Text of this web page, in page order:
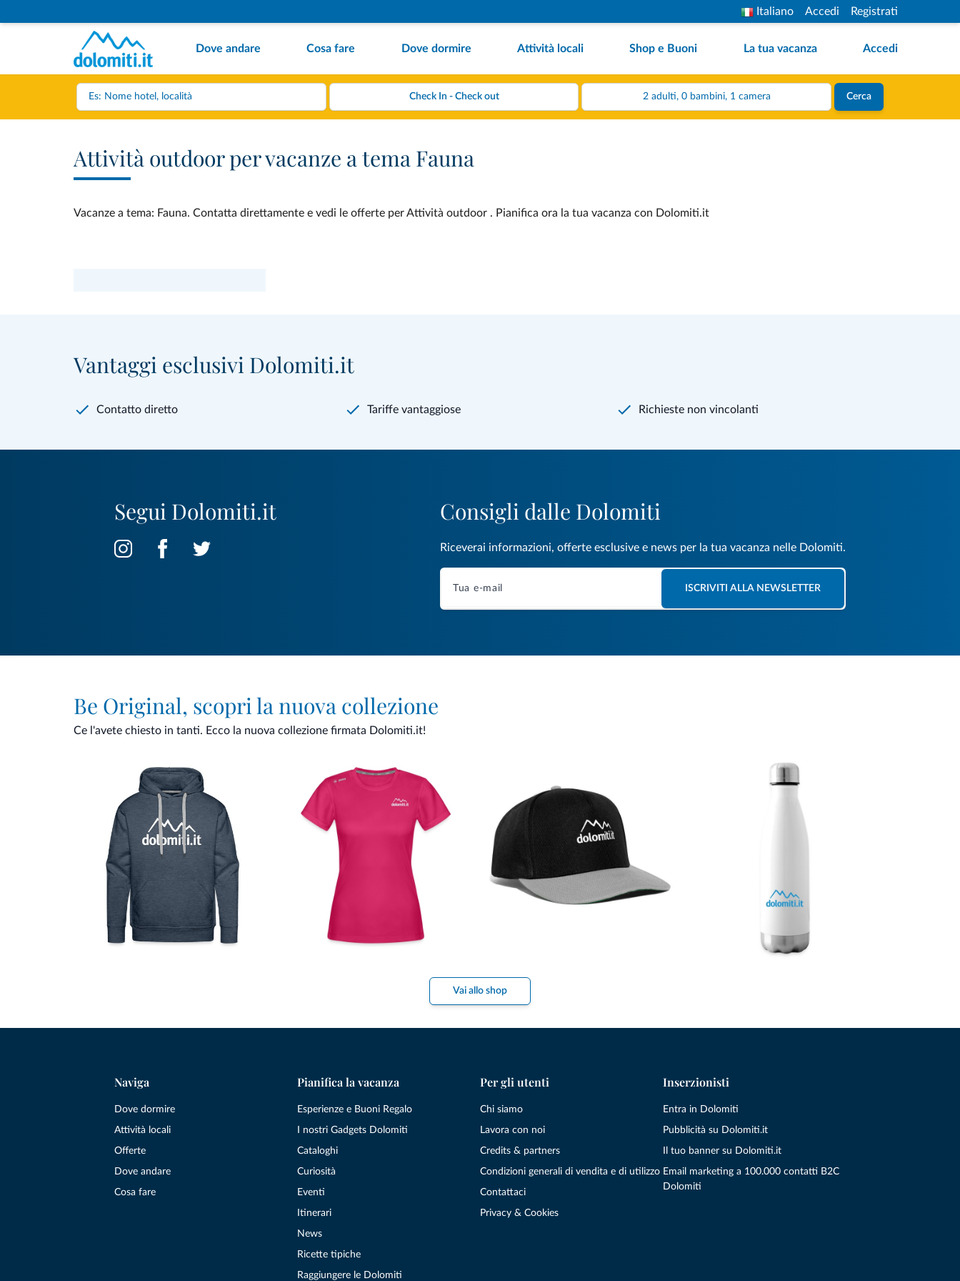
Italiano Accedi Registrati
Dove andare Cosa fare Dove dormire Attività locali Shop e Buoni La tua vacanza Accedi
2 adulti, 0 bambini, 1 camera Cerca
Attività outdoor per vacanze a tema Fauna
Vacanze a tema: Fauna. Contatta direttamente e vedi le offerte per Attività outdoor . Pianifica ora la tua vacanza con Dolomiti.it
Vantaggi esclusivi Dolomiti.it
Contatto diretto Tariffe vantaggiose Richieste non vincolanti
Segui Dolomiti.it Consigli dalle Dolomiti
Riceverai informazioni, offerte esclusive e news per la tua vacanza nelle Dolomiti.
ISCRIVITI ALLA NEWSLETTER
Be Original, scopri la nuova collezione
Ce l'avete chiesto in tanti. Ecco la nuova collezione firmata Dolomiti.it!
Vai allo shop
Naviga
Dove dormire
Attività locali
Offerte
Dove andare
Cosa fare
Pianifica la vacanza
Esperienze e Buoni Regalo
I nostri Gadgets Dolomiti
Cataloghi
Curiosità
Eventi
Itinerari
News
Ricette tipiche
Raggiungere le Dolomiti
Per gli utenti
Chi siamo
Lavora con noi
Credits & partners
Condizioni generali di vendita e di utilizzo
Contattaci
Privacy & Cookies
Inserzionisti
Entra in Dolomiti
Pubblicità su Dolomiti.it
Il tuo banner su Dolomiti.it
Email marketing a 100.000 contatti B2C
Dolomiti